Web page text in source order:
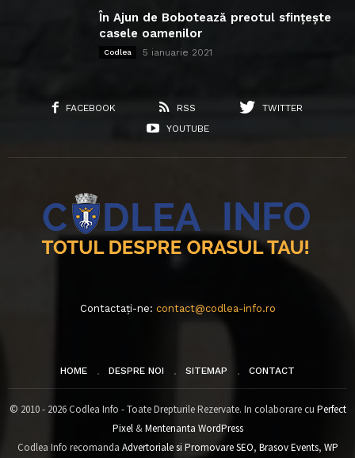
În Ajun de Bobotează preotul sfințește
casele oamenilor
Codlea 5 ianuarie 2021
FACEBOOK RSS
TWITTER
YOUTUBE
Contactați-ne: contact@codlea-info.ro
HOME DESPRE NOI SITEMAP CONTACT
© 2010 - 2026 Codlea Info - Toate Drepturile Rezervate. In colaborare cu Perfect
Pixel&Mentenanta WordPress
Codlea Info recomanda Advertoriale si Promovare SEO, Brasov Events, WP